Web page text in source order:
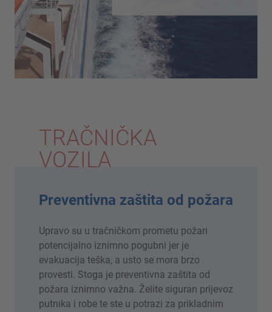
TRAČNIČKA
VOZILA
Preventivna zaštita od požara
Upravo su u tračničkom prometu požari
potencijalno iznimno pogubni jer je
evakuacija teška, a usto se mora brzo
provesti. Stoga je preventivna zaštita od
požara iznimno važna. Želite siguran prijevoz
putnika i robe te ste u potrazi za prikladnim